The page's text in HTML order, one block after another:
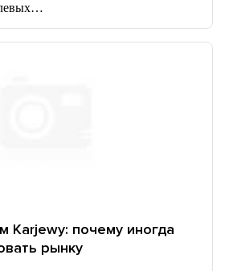
почему иногда
рынку